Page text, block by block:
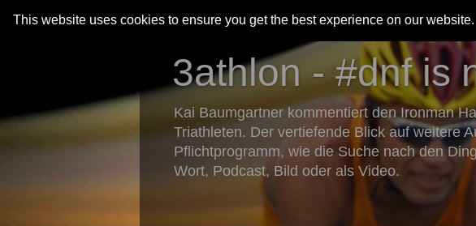
This website uses cookies to ensure you get the best experience on our website.
3athlon - #dnf is
Kai Baumgartner kommentiert den Ironman
Triathleten. Der vertiefende Blick auf weitere
Pflichtprogramm, wie die Suche nach den
Wort, Podcast, Bild oder als Video.